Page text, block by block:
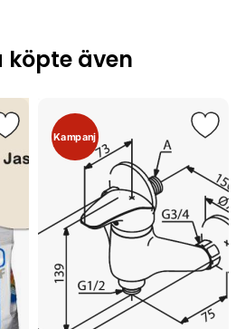
köpte även
Kampanj